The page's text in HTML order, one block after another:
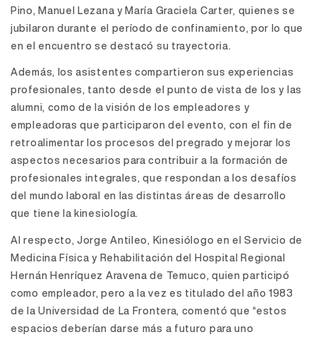
Pino, Manuel Lezana y María Graciela Carter, quienes se
jubilaron durante el período de confinamiento, por lo que
en el encuentro se destacó su trayectoria.
Además, los asistentes compartieron sus experiencias
profesionales, tanto desde el punto de vista de los y las
alumni, como de la visión de los empleadores y
empleadoras que participaron del evento, con el fin de
retroalimentar los procesos del pregrado y mejorar los
aspectos necesarios para contribuir a la formación de
profesionales integrales, que respondan a los desafíos
del mundo laboral en las distintas áreas de desarrollo
que tiene la kinesiología.
Al respecto, Jorge Antileo, Kinesiólogo en el Servicio de
Medicina Física y Rehabilitación del Hospital Regional
Hernán Henríquez Aravena de Temuco, quien participó
como empleador, pero a la vez es titulado del año 1983
de la Universidad de La Frontera, comentó que “estos
espacios deberían darse más a futuro para uno